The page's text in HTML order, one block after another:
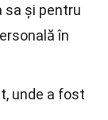
sa și pentru
în
unde a fost